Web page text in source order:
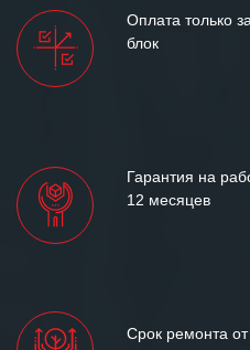
Оплата только
блок
Гарантия на
12 месяцев
Срок ремонта